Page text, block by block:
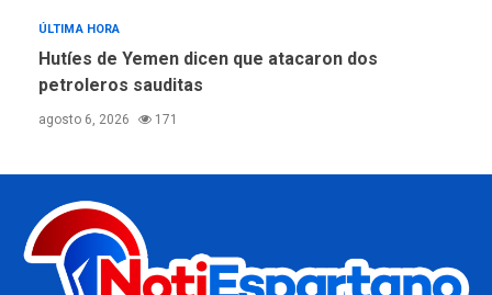
ÚLTIMA HORA
Hutíes de Yemen dicen que atacaron dos
petroleros sauditas
agosto 6, 2026 171